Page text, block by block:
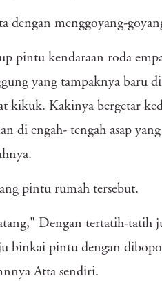
dengan menggoyang-
pintu kendaraan roda
yang tampaknya baru
kikuk. Kakinya bergetar
di engah- tengah asap
pintu rumah tersebut.
Dengan tertatih-tatih
binkai pintu dengan
Atta sendiri.